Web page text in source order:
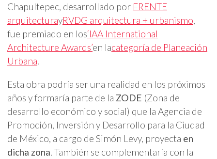
Chapultepec, desarrollado por FRENTE
arquitecturayRVDG arquitectura + urbanismo,
fue premiado en los‘IAA International
Architecture Awards’en lacategoría de Planeación
Urbana.
Esta obra podría ser una realidad en los próximos
años y formaría parte de la ZODE (Zona de
desarrollo económico y social) que la Agencia de
Promoción, Inversión y Desarrollo para la Ciudad
de México, a cargo de Simón Levy, proyecta en
dicha zona. También se complementaría con la